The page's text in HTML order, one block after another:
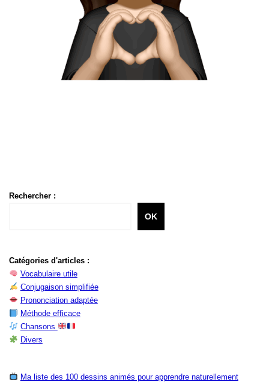
Rechercher :
OK
Catégories d'articles :
Vocabulaire utile
Conjugaison simplifiée
Prononciation adaptée
Méthode efficace
Chansons
Divers
Ma liste des 100 dessins animés pour apprendre naturellement